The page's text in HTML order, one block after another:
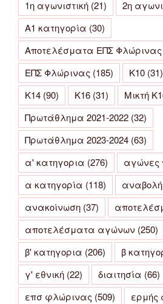
1η αγωνιστική (21) 2η
Α1 κατηγορία (30)
Αποτελέσματα ΕΠΣ Φλώρινας
ΕΠΣ Φλώρινας (185) Κ10 (31)
Κ14 (90) Κ16 (31) Μικτή
Πρωτάθλημα 2021-2022 (32)
Πρωτάθλημα 2023-2024 (63)
α' κατηγορια (276) αγώνες
α κατηγορία (118)
ανακοίνωση (37)
αποτελέσματα αγώνων (250)
β' κατηγορια (206) β
γ' εθνική (22) διαιτησία (66)
επσ φλώρινας (509) ερμής